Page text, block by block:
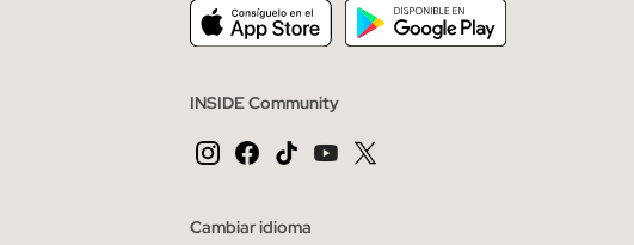
INSIDE Community
Cambiar idioma